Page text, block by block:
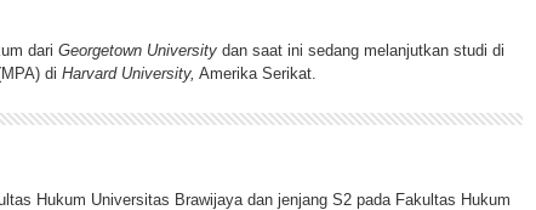
dari Georgetown Universitydan saat ini sedang melanjutkan studi di
di Harvard University, Amerika Serikat.
Hukum Universitas Brawijaya dan jenjang S2 pada Fakultas Hukum